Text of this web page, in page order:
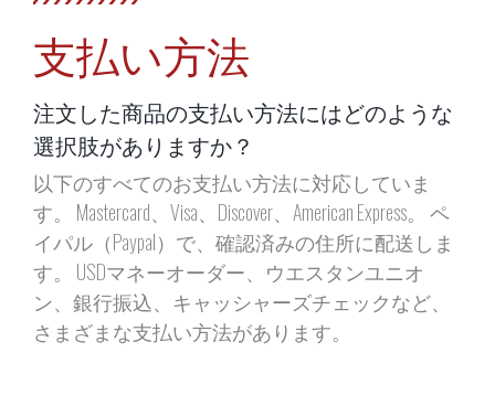
支払い方法
注文した商品の支払い方法にはどのような
選択肢がありますか？
以下のすべてのお支払い方法に対応していま
す。 Mastercard、Visa、Discover、American Express。 ペ
イパル（Paypal）で、確認済みの住所に配送しま
す。 USDマネーオーダー、ウエスタンユニオ
ン、銀行振込、キャッシャーズチェックなど、
さまざまな支払い方法があります。